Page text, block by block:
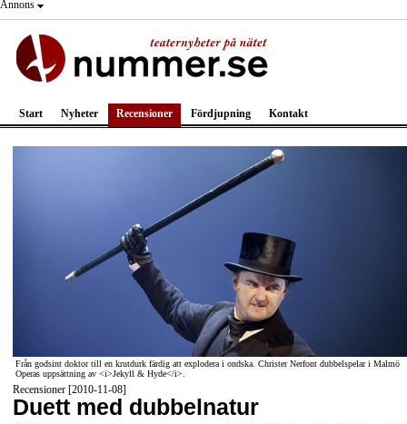
Annons
Start Nyheter Recensioner Fördjupning Kontakt
Från godsint doktor till en krutdurk färdig att explodera i ondska. Christer Nerfont dubbelspelar i Malmö
Operas uppsättning av <i>Jekyll & Hyde</i>.
Recensioner [2010-11-08]
Duett med dubbelnatur